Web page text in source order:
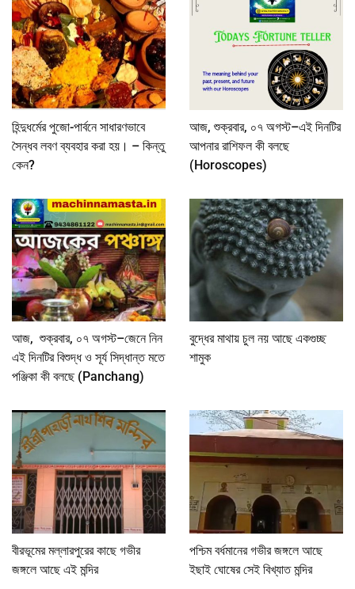
হিন্দুধর্মের পুজো-পার্বনে সাধারণভাবে
সৈন্ধব লবণ ব্যবহার করা হয়। – কিন্তু
কেন?
আজ, শুক্রবার, ০৭ অগস্ট–এই দিনটির
আপনার রাশিফল কী বলছে
(Horoscopes)
আজ, শুক্রবার, ০৭ অগস্ট–জেনে নিন
এই দিনটির বিশুদ্ধ ও সূর্য সিদ্ধান্ত মতে
পঞ্জিকা কী বলছে (Panchang)
বুদ্ধের মাথায় চুল নয় আছে একগুচ্ছ
শামুক
বীরভূমের মল্লারপুরের কাছে গভীর
জঙ্গলে আছে এই মন্দির
পশ্চিম বর্ধমানের গভীর জঙ্গলে আছে
ইছাই ঘোষের সেই বিখ্যাত মন্দির